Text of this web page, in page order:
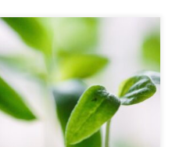
号，充一百送一百，活动随时
[…]